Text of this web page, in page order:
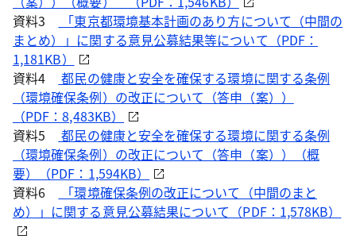
資料3
「東京都環境基本計画のあり方について（中間の
まとめ）」に関する意見公募結果等について（PDF：
1,181KB）
資料4
都民の健康と安全を確保する環境に関する条例
（環境確保条例）の改正について（答申（案））
（PDF：8,483KB）
資料5
都民の健康と安全を確保する環境に関する条例
（環境確保条例）の改正について（答申（案））（概
要）（PDF：1,594KB）
資料6
「環境確保条例の改正について（中間のまと
め）」に関する意見公募結果について（PDF：1,578KB）